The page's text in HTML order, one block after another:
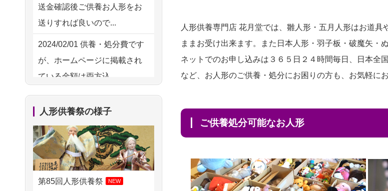
人形供養専門店 花月堂では、雛人形・五月人形はお道
ままお受け出来ます。また日本人形・羽子板・破魔矢・
ネットでのお申し込みは３６５日２４時間毎日、日本全
など、お人形のご供養・処分にお困りの方も、お気軽に
ご供養処分可能なお人形
2026/08/02 06:46
相模原の方からお申込み
2026/08/01 19:28
東京都の方からお申込み
2026/08/01 17:10
2026/08/01 11:07
さいたの方からお申込み
2026/07/31 17:28
栃木県の方からお申込み
や送り方等）がとても丁寧に
説...
つい先日も利用さ
せていただきました。 手続...
人形をきちんと供養してくだ
2026/07/15 子供の頃から可愛
がってきた七段飾りの雛人形
送金確認後ご供養お人形をお
送りすれば良いので...
2024/02/01 供養・処分費です
が、ホームページに掲載され
ている金額は両方込...
2024/01/27実家にある七段飾
りの雛人形を処分したいので
すが 母親が高齢...
2024/01/13剥製の供養・処分
をお願いできますか？
人形供養祭の様子
第85回人形供養祭 NEW